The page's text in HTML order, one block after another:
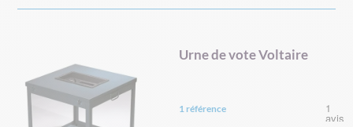
Urne de vote Voltaire
1 référence